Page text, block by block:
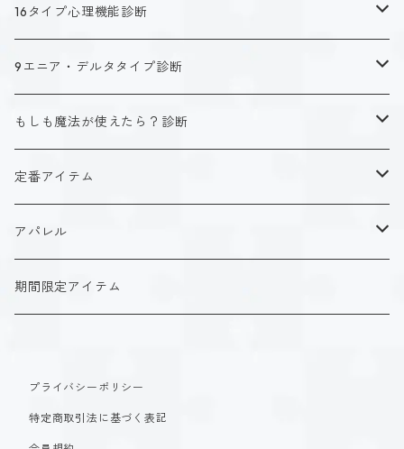
16タイプ心理機能診断
キャラクタータイプ
ISTJ（新田 理央）
ISFJ（花園 明日香）
INFP（夜月 夢乃）
定番アイテム
アクリルストラップ
アクリルスタンド
9エニア・デルタタイプ診断
キャラクタータイプ
タイプ１-正す人
タイプ２-助ける人
ホーリーデザイン
ダークデザイン
定番アイテム
アクリルスタンド
マグカップ
もしも魔法が使えたら？診断
魔法スタイル
生命魔法~Vitality~
自然魔法~Elemental~
創造魔法~Genesis~
αシリーズ
βシリーズ
アクリルストラップ
アクリルスタンド
定番アイテム
アクリルストラップ
アクリルスタンド
アパレル
Tシャツ
パーカー
期間限定アイテム
プライバシーポリシー
特定商取引法に基づく表記